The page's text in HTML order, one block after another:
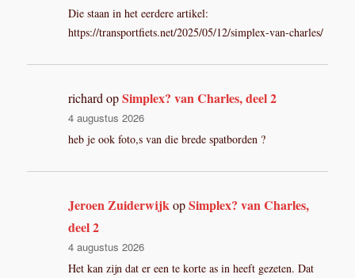
Die staan in het eerdere artikel:
https://transportfiets.net/2025/05/12/simplex-van-charles/
richard opSimplex? van Charles, deel 2
4 augustus 2026
heb je ook foto,s van die brede spatborden ?
Jeroen ZuiderwijkopSimplex? van Charles,
deel 2
4 augustus 2026
Het kan zijn dat er een te korte as in heeft gezeten. Dat